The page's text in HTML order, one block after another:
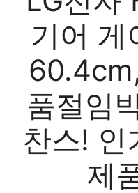
기어 게
품절임
찬스! 인
제